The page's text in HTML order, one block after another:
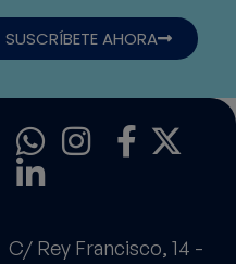
SUSCRÍBETE AHORA
C/ Rey Francisco, 14 -